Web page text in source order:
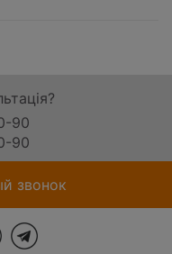
90
90
звонок